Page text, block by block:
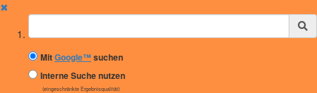
✖
Suchbegriff
MitGoogle™suchen
Interne Suche nutzen
(eingeschränkte Ergebnisqualität)